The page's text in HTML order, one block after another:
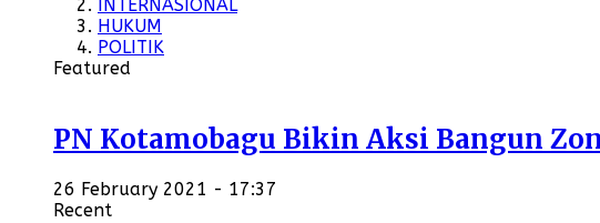
INTERNASIONAL
HUKUM
POLITIK
Featured
PN Kotamobagu Bikin Aksi Bangun
26 February 2021 - 17:37
Recent